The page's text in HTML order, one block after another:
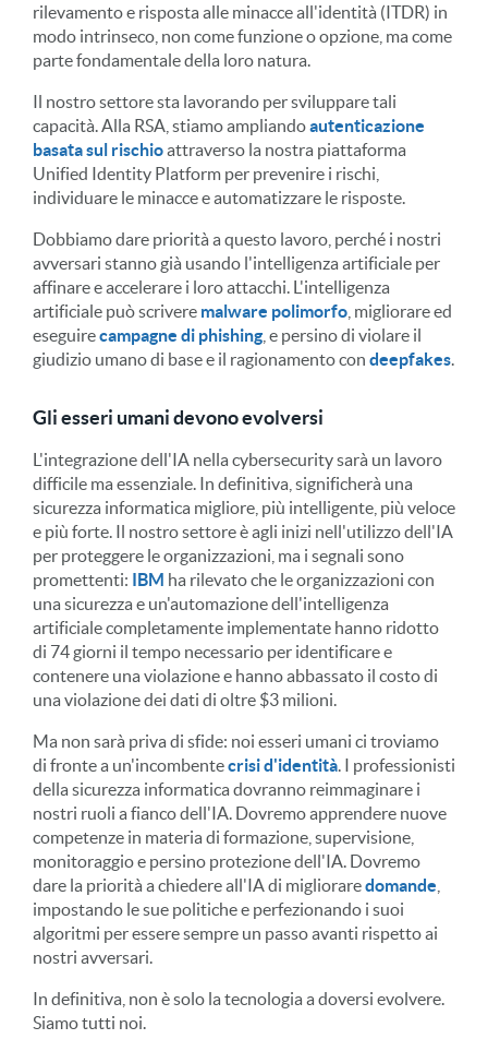
rilevamento e risposta alle minacce all'identità (ITDR) in
modo intrinseco, non come funzione o opzione, ma come
parte fondamentale della loro natura.
Il nostro settore sta lavorando per sviluppare tali
capacità. Alla RSA, stiamo ampliandoautenticazione
basata sul rischioattraverso la nostra piattaforma
Unified Identity Platform per prevenire i rischi,
individuare le minacce e automatizzare le risposte.
Dobbiamo dare priorità a questo lavoro, perché i nostri
avversari stanno già usando l'intelligenza artificiale per
affinare e accelerare i loro attacchi. L'intelligenza
artificiale può scrivere malware polimorfo , migliorare ed
eseguirecampagne di phishing , e persino di violare il
giudizio umano di base e il ragionamento con deepfakes
Gli esseri umani devono evolversi
L'integrazione dell'IA nella cybersecurity sarà un lavoro
difficile ma essenziale. In definitiva, significherà una
sicurezza informatica migliore, più intelligente, più veloce
e più forte. Il nostro settore è agli inizi nell'utilizzo dell'IA
per proteggere le organizzazioni, ma i segnali sono
promettenti: IBM ha rilevato che le organizzazioni con
una sicurezza e un'automazione dell'intelligenza
artificiale completamente implementate hanno ridotto
di 74 giorni il tempo necessario per identificare e
contenere una violazione e hanno abbassato il costo di
una violazione dei dati di oltre $3 milioni.
Ma non sarà priva di sfide: noi esseri umani ci troviamo
di fronte a un'incombentecrisi d'identità . I professionisti
della sicurezza informatica dovranno reimmaginare i
nostri ruoli a fianco dell'IA. Dovremo apprendere nuove
competenze in materia di formazione, supervisione,
monitoraggio e persino protezione dell'IA. Dovremo
dare la priorità a chiedere all'IA di miglioraredomande
impostando le sue politiche e perfezionando i suoi
algoritmi per essere sempre un passo avanti rispetto ai
nostri avversari.
In definitiva, non è solo la tecnologia a doversi evolvere.
Siamo tutti noi.